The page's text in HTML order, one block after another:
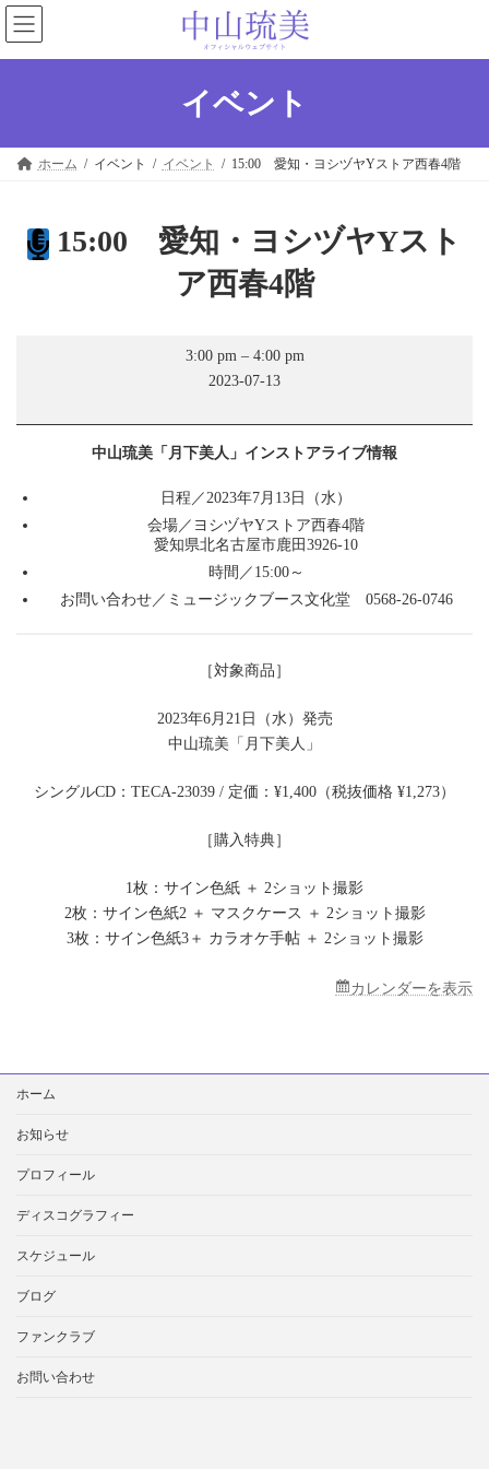
コ
ン
テ
キ
ナ
ビ
ゲ
に
イベント
ホーム イベント イベント 15:00 愛知・ヨシヅヤYストア西春4階
15:00 愛知・ヨシヅヤYスト
ア西春4階
愛
知・
シ
ヤ
ス
ト
ア
西
春
4
3:00 pm – 4:00 pm
2023-07-13
中山琉美「月下美人」インストアライブ情報
日程／2023年7月13日（水）
会場／ヨシヅヤYストア西春4階
愛知県北名古屋市鹿田3926-10
時間／15:00～
お問い合わせ／ミュージックブース文化堂 0568-26-0746
［対象商品］
2023年6月21日（水）発売
中山琉美「月下美人」
シングルCD：TECA-23039 / 定価：¥1,400（税抜価格 ¥1,273）
［購入特典］
1枚：サイン色紙 ＋ 2ショット撮影
2枚：サイン色紙2 ＋ マスクケース ＋ 2ショット撮影
3枚：サイン色紙3＋ カラオケ手帖 ＋ 2ショット撮影
カレンダーを表示
索:
ホーム
お知らせ
プロフィール
ディスコグラフィー
スケジュール
ブログ
ファンクラブ
お問い合わせ